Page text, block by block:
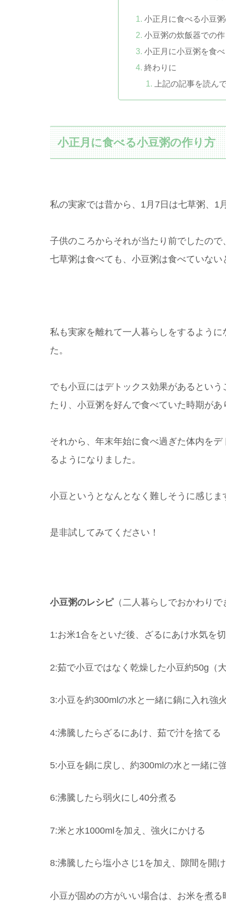
小正月に食べる小豆
小豆粥の炊飯器での
小正月に小豆粥を食
終わりに
上記の記事を読ん
小正月に食べる小豆粥の作り方
私の実家では昔から、1月7日は七草粥、1
子供のころからそれが当たり前でしたの
七草粥は食べても、小豆粥は食べていな
私も実家を離れて一人暮らしをするよう
た。
でも小豆にはデトックス効果があるとい
たり、小豆粥を好んで食べていた時期があ
それから、年末年始に食べ過ぎた体内を
るようになりました。
小豆というとなんとなく難しそうに感じ
是非試してみてください！
小豆粥のレシピ（二人暮らしでおかわりで
1:お米1合をといだ後、ざるにあけ水気を
2:茹で小豆ではなく乾燥した小豆約50g（
3:小豆を約300mlの水と一緒に鍋に入れ強
4:沸騰したらざるにあけ、茹で汁を捨てる
5:小豆を鍋に戻し、約300mlの水と一緒に
6:沸騰したら弱火にし40分煮る
7:米と水1000mlを加え、強火にかける
8:沸騰したら塩小さじ1を加え、隙間を開
小豆が固めの方がいい場合は、お米を煮